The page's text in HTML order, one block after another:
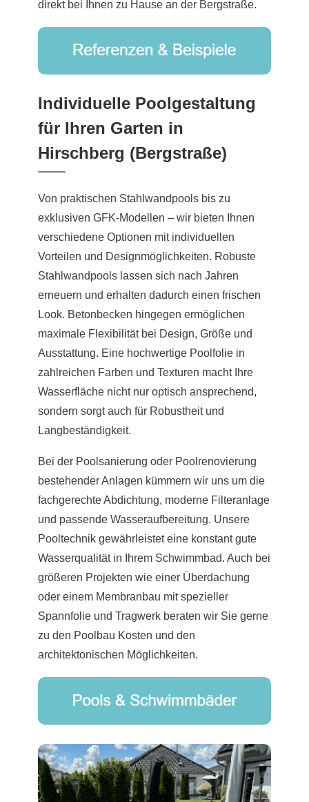
direkt bei Ihnen zu Hause an der Bergstraße.
Individuelle Poolgestaltung
für Ihren Garten in
Hirschberg (Bergstraße)
Von praktischen Stahlwandpools bis zu
exklusiven GFK-Modellen – wir bieten Ihnen
verschiedene Optionen mit individuellen
Vorteilen und Designmöglichkeiten. Robuste
Stahlwandpools lassen sich nach Jahren
erneuern und erhalten dadurch einen frischen
Look. Betonbecken hingegen ermöglichen
maximale Flexibilität bei Design, Größe und
Ausstattung. Eine hochwertige Poolfolie in
zahlreichen Farben und Texturen macht Ihre
Wasserfläche nicht nur optisch ansprechend,
sondern sorgt auch für Robustheit und
Langbeständigkeit.
Bei der Poolsanierung oder Poolrenovierung
bestehender Anlagen kümmern wir uns um die
fachgerechte Abdichtung, moderne Filteranlage
und passende Wasseraufbereitung. Unsere
Pooltechnik gewährleistet eine konstant gute
Wasserqualität in Ihrem Schwimmbad. Auch bei
größeren Projekten wie einer Überdachung
oder einem Membranbau mit spezieller
Spannfolie und Tragwerk beraten wir Sie gerne
zu den Poolbau Kosten und den
architektonischen Möglichkeiten.